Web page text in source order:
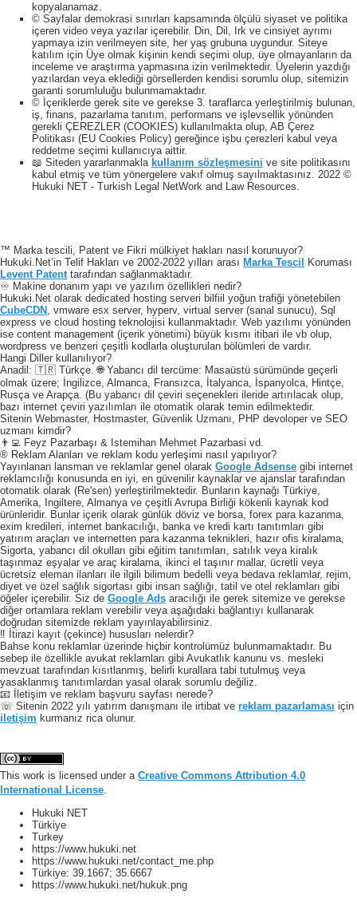
kopyalanamaz.
© Sayfalar demokrasi sınırları kapsamında ölçülü siyaset ve politika
içeren video veya yazılar içerebilir. Din, Dil, Irk ve cinsiyet ayrımı
yapmaya izin verilmeyen site, her yaş grubuna uygundur. Siteye
katılım için Üye olmak kişinin kendi seçimi olup, üye olmayanların da
inceleme ve araştırma yapmasına izin verilmektedir. Üyelerin yazdığı
yazılardan veya eklediği görsellerden kendisi sorumlu olup, sitemizin
garanti sorumluluğu bulunmamaktadır.
© İçeriklerde gerek site ve gerekse 3. taraflarca yerleştirilmiş bulunan,
iş, finans, pazarlama tanıtım, performans ve işlevsellik yönünden
gerekli ÇEREZLER (COOKIES) kullanılmakta olup, AB Çerez
Politikası (EU Cookies Policy) gereğince işbu çerezleri kabul veya
reddetme seçimi kullanıcıya aittir.
📖 Siteden yararlanmakla kullanım sözleşmesini ve site politikasını
kabul etmiş ve tüm yönergelere vakıf olmuş sayılmaktasınız. 2022 ©
Hukuki NET - Turkish Legal NetWork and Law Resources.
™ Marka tescili, Patent ve Fikri mülkiyet hakları nasıl korunuyor?
Hukuki.Net’in Telif Hakları ve 2002-2022 yılları arası Marka Tescil
Koruması
Levent Patenttarafından sağlanmaktadır.
♾️ Makine donanım yapı ve yazılım özellikleri nedir?
Hukuki.Net olarak dedicated hosting serveri bilfiil yoğun trafiği yönetebilen
CubeCDN , vmware esx server, hyperv, virtual server (sanal sunucu), Sql
express ve cloud hosting teknolojisi kullanmaktadır. Web yazılımı yönünden
ise content management (içerik yönetimi) büyük kısmı itibari ile vb olup,
wordpress ve benzeri çeşitli kodlarla oluşturulan bölümleri de vardır.
Hangi Diller kullanılıyor?
Anadil: 🇹🇷 Türkçe. 🌐 Yabancı dil tercüme: Masaüstü sürümünde geçerli
olmak üzere; İngilizce, Almanca, Fransızca, İtalyanca, İspanyolca, Hintçe,
Rusça ve Arapça. (Bu yabancı dil çeviri seçenekleri ileride artırılacak olup,
bazı internet çeviri yazılımları ile otomatik olarak temin edilmektedir.
Sitenin Webmaster, Hostmaster, Güvenlik Uzmanı, PHP devoloper ve SEO
uzmanı kimdir?
👨‍💻 Feyz Pazarbaşı & Istemihan Mehmet Pazarbasi vd.
® Reklam Alanları ve reklam kodu yerleşimi nasıl yapılıyor?
Yayınlanan lansman ve reklamlar genel olarak Google Adsense gibi internet
reklamcılığı konusunda en iyi, en güvenilir kaynaklar ve ajanslar tarafından
otomatik olarak (Re'sen) yerleştirilmektedir. Bunların kaynağı Türkiye,
Amerika, Ingiltere, Almanya ve çeşitli Avrupa Birliği kökenli kaynak kod
ürünleridir. Bunlar içerik olarak günlük döviz ve borsa, forex para kazanma,
exim kredileri, internet bankacılığı, banka ve kredi kartı tanıtımları gibi
yatırım araçları ve internetten para kazanma teknikleri, hazır ofis kiralama,
Sigorta, yabancı dil okulları gibi eğitim tanıtımları, satılık veya kiralık
taşınmaz eşyalar ve araç kiralama, ikinci el taşınır mallar, ücretli veya
ücretsiz eleman ilanları ile ilgili bilimum bedelli veya bedava reklamlar, rejim,
diyet ve özel sağlık sigortası gibi insan sağlığı, tatil ve otel reklamları gibi
öğeler içerebilir. Siz de Google Ads aracılığı ile gerek sitemize ve gerekse
diğer ortamlara reklam verebilir veya aşağıdaki bağlantıyı kullanarak
doğrudan sitemizde reklam yayınlayabilirsiniz.
‼️ İtirazi kayıt (çekince) hususları nelerdir?
Bahse konu reklamlar üzerinde hiçbir kontrolümüz bulunmamaktadır. Bu
sebep ile özellikle avukat reklamları gibi Avukatlık kanunu vs. mesleki
mevzuat tarafından kısıtlanmış, belirli kurallara tabi tutulmuş veya
yasaklanmış tanıtımlardan yasal olarak sorumlu değiliz.
📧 İletişim ve reklam başvuru sayfası nerede?
☏ Sitenin 2022 yılı yatırım danışmanı ile irtibat ve reklam pazarlaması için
iletişim kurmanız rica olunur.
This work is licensed under a Creative Commons Attribution 4.0
International License.
Hukuki NET
Türkiye
Turkey
https://www.hukuki.net
https://www.hukuki.net/contact_me.php
Türkiye: 39.1667; 35.6667
https://www.hukuki.net/hukuk.png